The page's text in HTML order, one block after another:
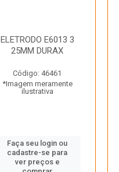
ELETRODO E6013 3
25MM DURAX
Código: 46461
*Imagem meramente
ilustrativa
Faça seu login ou
cadastre-se para
ver preços e